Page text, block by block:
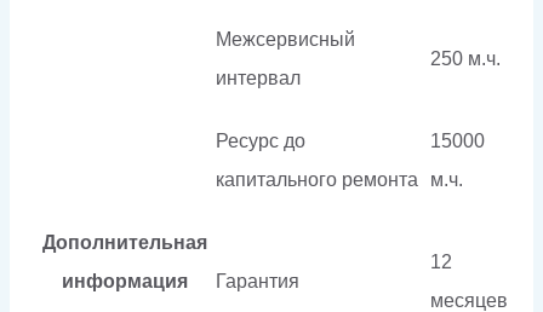
Дополнительная
информация
Межсервисный
интервал
250 м.ч.
Ресурс до
капитального ремонта
15000
м.ч.
Гарантия
12
месяцев